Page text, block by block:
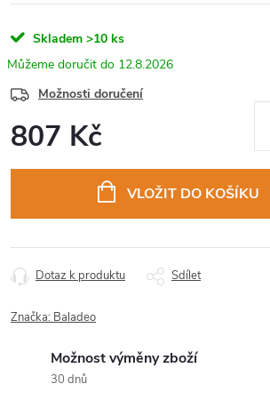
Skladem >10 ks
12.8.2026
Možnosti doručení
807 Kč
VLOŽIT DO KOŠÍKU
Dotaz k produktu Sdílet
Značka: Baladeo
Možnost výměny zboží
30 dnů